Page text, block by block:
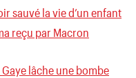
sauvé la vie d’un enfant
reçu par Macron
lâche une bombe